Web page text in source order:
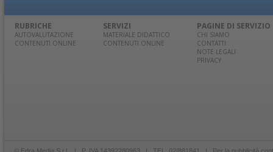
RUBRICHE
AUTOVALUTAZIONE
CONTENUTI ONLINE
SERVIZI
MATERIALE DIDATTICO
CONTENUTI ONLINE
PAGINE DI SERVIZIO
CHI SIAMO
CONTATTI
NOTE LEGALI
PRIVACY